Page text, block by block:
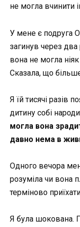
не могла вчинити
У мене є подруга
загинув через два
вона не могла
Сказала, що
Я їй тисячі разів
дитину собі
могла вона
давно нема в
Одного вечора
розуміла чи вона
терміново
Я була шокована.